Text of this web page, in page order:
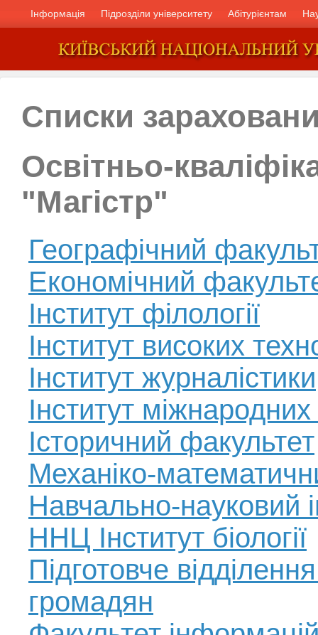
Інформація Підрозділи університету Абітурієнтам
Списки
Освітньо-
"Магістр"
Географічний
Економічний
Інститут філології
Інститут високих
Інститут журналістики
Інститут
Історичний факультет
Механіко-
Навчально-науковий
ННЦ Інститут біології
Підготовче
громадян